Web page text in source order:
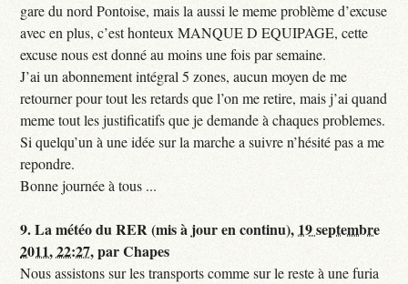
gare du nord Pontoise, mais la aussi le meme problème d’excuse
avec en plus, c’est honteux MANQUE D EQUIPAGE, cette
excuse nous est donné au moins une fois par semaine.
J’ai un abonnement intégral 5 zones, aucun moyen de me
retourner pour tout les retards que l’on me retire, mais j’ai quand
meme tout les justificatifs que je demande à chaques problemes.
Si quelqu’un à une idée sur la marche a suivre n’hésité pas a me
repondre.
Bonne journée à tous ...
9.La météo du RER (mis à jour en continu), 19 septembre
2011, 22:27,parChapes
Nous assistons sur les transports comme sur le reste à une furia